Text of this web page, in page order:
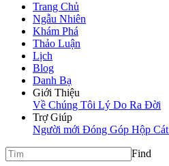
Trang Chủ
Ngẫu Nhiên
Khám Phá
Thảo Luận
Lịch
Blog
Danh Bạ
Giới Thiệu
Về Chúng Tôi Lý Do Ra Đời
Trợ Giúp
Người mới Đóng Góp Hộp Cát
Find